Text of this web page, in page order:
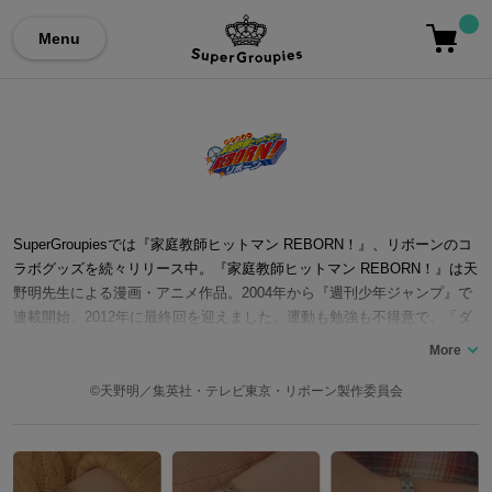
Menu
SuperGroupiesでは『家庭教師ヒットマン REBORN！』、リボーンのコ
ラボグッズを続々リリース中。『家庭教師ヒットマン REBORN！』は天
野明先生による漫画・アニメ作品。2004年から『週刊少年ジャンプ』で
連載開始、2012年に最終回を迎えました。運動も勉強も不得意で、「ダ
メツナ」と呼ばれていた主人公の「ツナ」こと「沢田綱吉」が、見た目
ボンゴレファミリーの10代目ボスとして育てられることに。ツナととも
台作品『家庭教師ヒットマンREBORN! the STAGE』が公開され、人気
が再熱しています。ここではバッグ、お財布、腕時計など『家庭教師ヒ
©天野明／集英社・テレビ東京・リボーン製作委員会